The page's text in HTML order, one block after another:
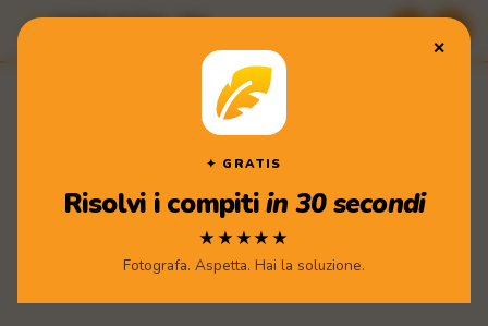
Compiti di Casa · App
✕
✦ GRATIS
Risolvi i compitiin 30 secondi
★★★★★
Fotografa. Aspetta. Hai la soluzione.